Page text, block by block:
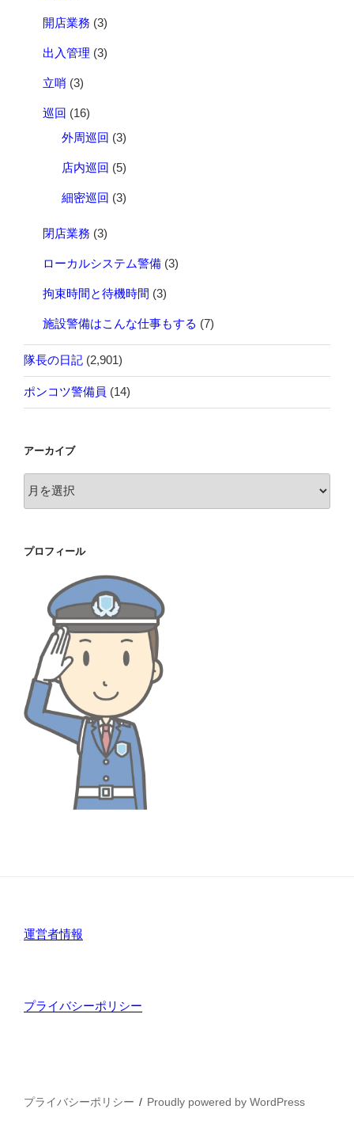
開店業務 (3)
出入管理 (3)
立哨 (3)
巡回 (16)
外周巡回 (3)
店内巡回 (5)
細密巡回 (3)
閉店業務 (3)
ローカルシステム警備 (3)
拘束時間と待機時間 (3)
施設警備はこんな仕事もする (7)
隊長の日記 (2,901)
ポンコツ警備員 (14)
アーカイブ
ー
ブ
プロフィール
運営者情報
プライバシーポリシー
プライバシーポリシー Proudly powered by WordPress